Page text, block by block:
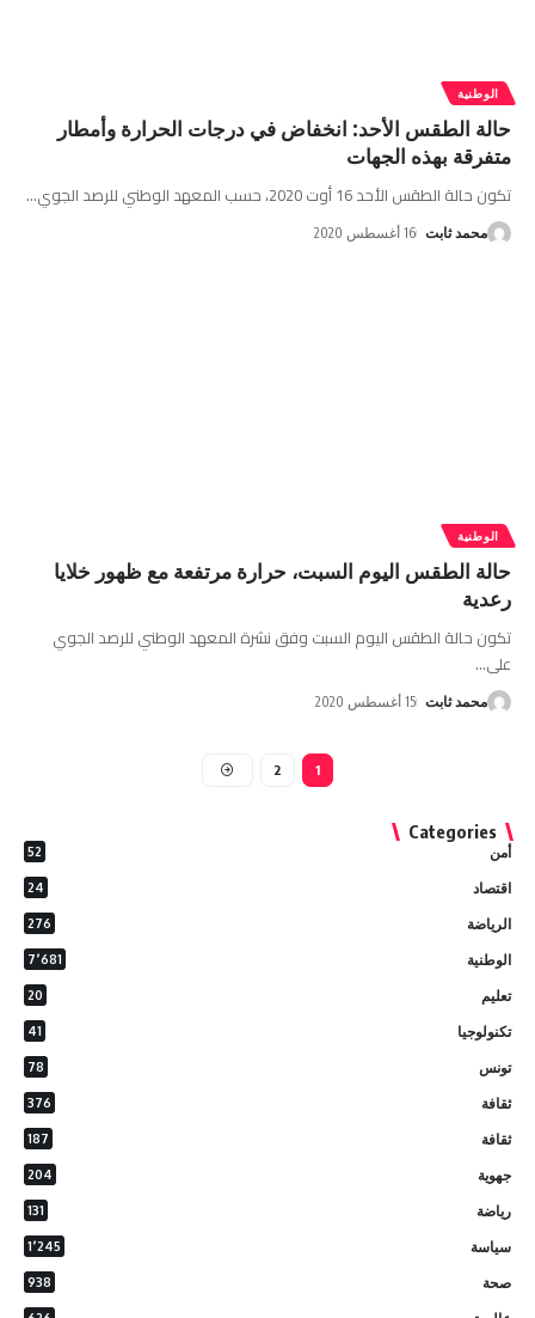
الوطنية
حالة الطقس الأحد: انخفاض في درجات الحرارة وأمطار
متفرقة بهذه الجهات
تكون حالة الطقس الأحد 16 أوت 2020، حسب المعهد الوطني للرصد الجوي …
محمد ثابت 16 أغسطس 2020
الوطنية
حالة الطقس اليوم السبت، حرارة مرتفعة مع ظهور خلايا
رعدية
تكون حالة الطقس اليوم السبت وفق نشرة المعهد الوطني للرصد الجوي
على…
محمد ثابت 15 أغسطس 2020
Categories
أمن 52
اقتصاد 24
الرياضة 276
الوطنية 7٬681
تعليم 20
تكنولوجيا 41
تونس 78
ثقافة 376
ثقافة 187
جهوية 204
رياضة 131
سياسة 1٬245
صحة 938